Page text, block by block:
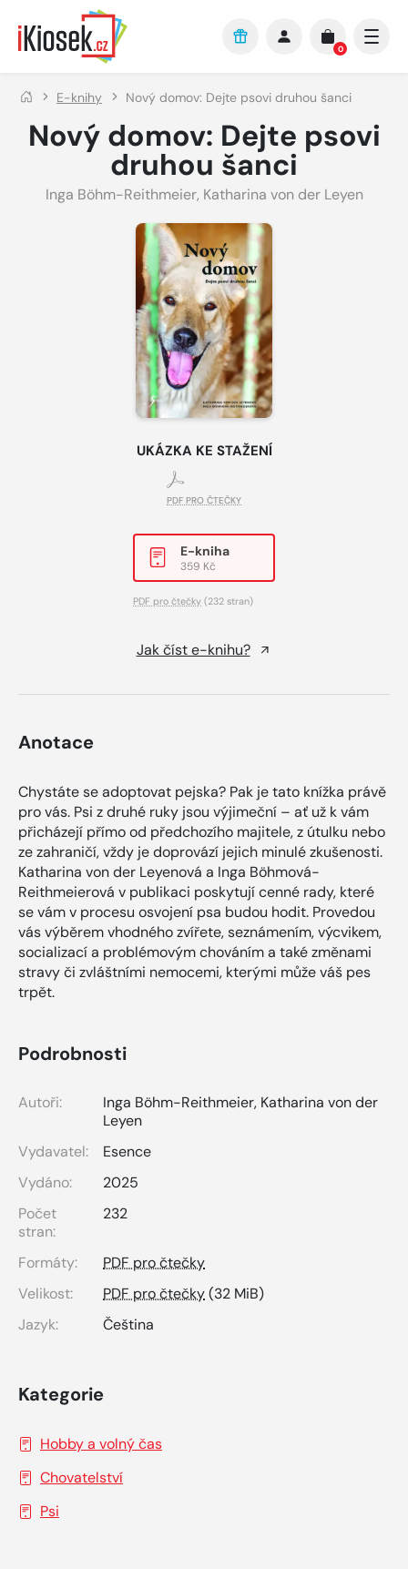
Přejít na hlavní obsah
0
E-knihy Nový domov: Dejte psovi druhou šanci
Nový domov: Dejte psovi
druhou šanci
Inga Böhm-Reithmeier, Katharina von der Leyen
UKÁZKA KE STAŽENÍ
PDF PRO ČTEČKY
E-kniha
359 Kč
PDF pro čtečky (232 stran)
Jak číst e-knihu?
Anotace
Chystáte se adoptovat pejska? Pak je tato knížka právě
pro vás. Psi z druhé ruky jsou výjimeční – ať už k vám
přicházejí přímo od předchozího majitele, z útulku nebo
ze zahraničí, vždy je doprovází jejich minulé zkušenosti.
Katharina von der Leyenová a Inga Böhmová-
Reithmeierová v publikaci poskytují cenné rady, které
se vám v procesu osvojení psa budou hodit. Provedou
vás výběrem vhodného zvířete, seznámením, výcvikem,
socializací a problémovým chováním a také změnami
stravy či zvláštními nemocemi, kterými může váš pes
trpět.
Podrobnosti
Autoři: Inga Böhm-Reithmeier, Katharina von der
Leyen
Vydavatel:
Esence
Vydáno:
2025
Počet
stran:
232
Formáty:
PDF pro čtečky
Velikost:
PDF pro čtečky(32 MiB)
Jazyk:
Čeština
Kategorie
Hobby a volný čas
Chovatelství
Psi